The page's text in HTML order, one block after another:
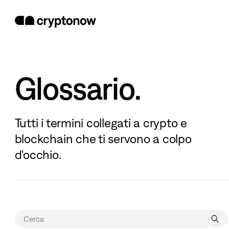
Glossario.
Tutti i termini collegati a crypto e
blockchain che ti servono a colpo
d'occhio.